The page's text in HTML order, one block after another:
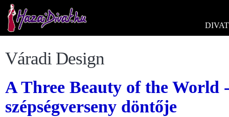
DIVAT
Váradi Design
A Three Beauty of the World
szépségverseny döntője